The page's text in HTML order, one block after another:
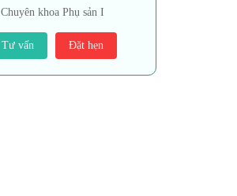
Chuyên khoa Phụ sản I
Tư vấn Đặt hẹn